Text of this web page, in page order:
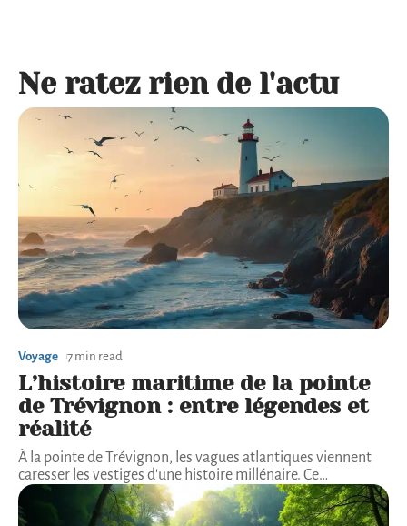
Ne ratez rien de l'actu
Voyage 7 min read
L’histoire maritime de la pointe
de Trévignon : entre légendes et
réalité
À la pointe de Trévignon, les vagues atlantiques viennent
caresser les vestiges d'une histoire millénaire. Ce…